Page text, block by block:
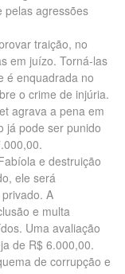
pelas agressões
traição, no
em juízo. Torná-las
é enquadrada no
o crime de injúria.
agrava a pena em
já pode ser punido
e destruição
ele será
A
e multa
Uma avaliação
de R$ 6.000,00.
de corrupção e